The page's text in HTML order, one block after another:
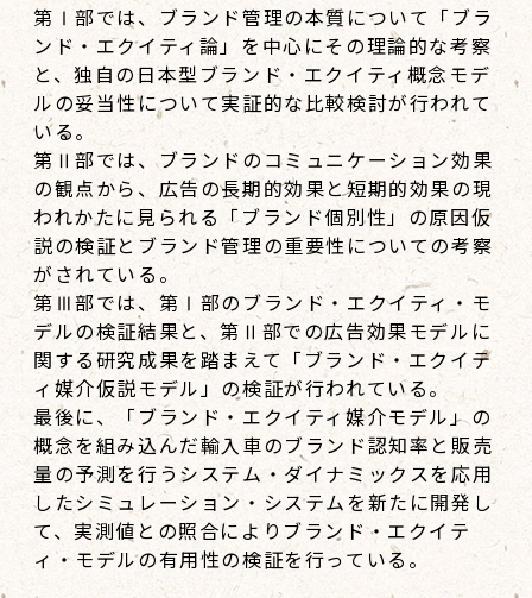
第Ⅰ部では、ブランド管理の本質について「ブラ
ンド・エクイティ論」を中心にその理論的な考察
と、独自の日本型ブランド・エクイティ概念モデ
ルの妥当性について実証的な比較検討が行われて
いる。
第Ⅱ部では、ブランドのコミュニケーション効果
の観点から、広告の長期的効果と短期的効果の現
われかたに見られる「ブランド個別性」の原因仮
説の検証とブランド管理の重要性についての考察
がされている。
第Ⅲ部では、第Ⅰ部のブランド・エクイティ・モ
デルの検証結果と、第Ⅱ部での広告効果モデルに
関する研究成果を踏まえて「ブランド・エクイテ
ィ媒介仮説モデル」の検証が行われている。
最後に、「ブランド・エクイティ媒介モデル」の
概念を組み込んだ輸入車のブランド認知率と販売
量の予測を行うシステム・ダイナミックスを応用
したシミュレーション・システムを新たに開発し
て、実測値との照合によりブランド・エクイテ
ィ・モデルの有用性の検証を行っている。